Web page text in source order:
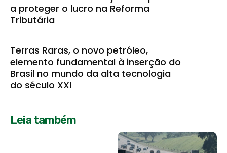
a proteger o lucro na Reforma
Tributária
Terras Raras, o novo petróleo,
elemento fundamental à inserção do
Brasil no mundo da alta tecnologia
do século XXI
Leia também